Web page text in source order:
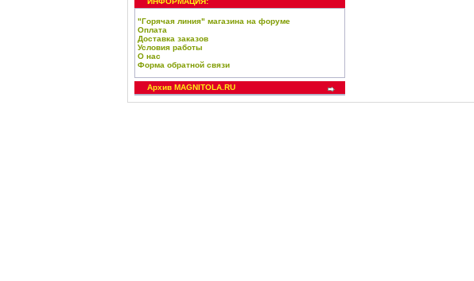
"Горячая линия" магазина на форуме
Оплата
Доставка заказов
Условия работы
О нас
Форма обратной связи
Архив MAGNITOLA.RU